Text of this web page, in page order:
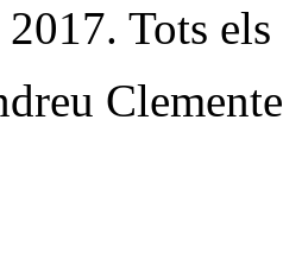
Tots els
Clemente